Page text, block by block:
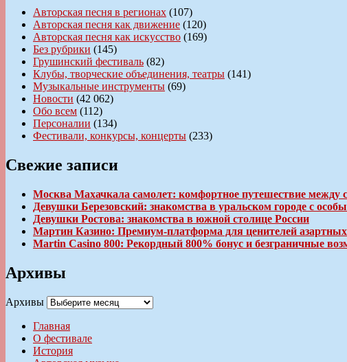
Авторская песня в регионах (107)
Авторская песня как движение (120)
Авторская песня как искусство (169)
Без рубрики (145)
Грушинский фестиваль (82)
Клубы, творческие объединения, театры (141)
Музыкальные инструменты (69)
Новости (42 062)
Обо всем (112)
Персоналии (134)
Фестивали, конкурсы, концерты (233)
Свежие записи
Москва Махачкала самолет: комфортное путешествие между
Девушки Березовский: знакомства в уральском городе с
Девушки Ростова: знакомства в южной столице России
Мартин Казино: Премиум-платформа для ценителей азартных
Martin Casino 800: Рекордный 800% бонус и безграничные
Архивы
Архивы
Главная
О фестивале
История